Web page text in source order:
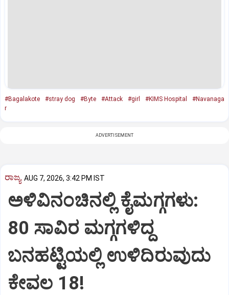
#Bagalakote #stray dog #Byte #Attack #girl #KIMS Hospital
#Navanaga
r
ADVERTISEMENT
ರಾಜ್ಯ AUG 7, 2026, 3:42 PM IST
ಅಳಿವಿನಂಚಿನಲ್ಲಿ ಕೈಮಗ್ಗಗಳು:
80 ಸಾವಿರ ಮಗ್ಗಗಳಿದ್ದ
ಬನಹಟ್ಟಿಯಲ್ಲಿ ಉಳಿದಿರುವುದು
ಕೇವಲ 18!